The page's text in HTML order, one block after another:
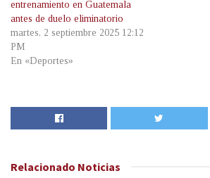
entrenamiento en Guatemala
antes de duelo eliminatorio
martes, 2 septiembre 2025 12:12
PM
En «Deportes»
Relacionado Noticias